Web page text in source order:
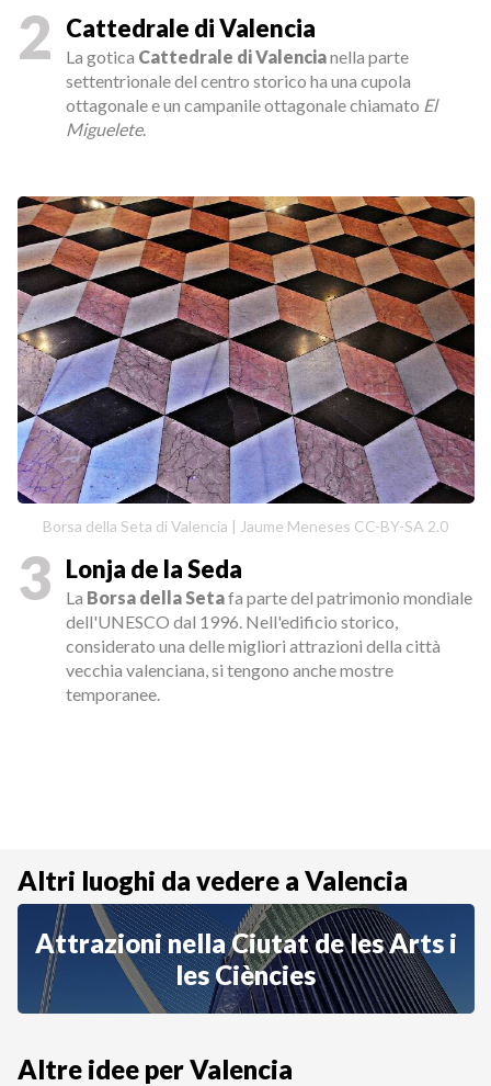
2 Cattedrale di Valencia
La gotica Cattedrale di Valencianella parte
settentrionale del centro storico ha una cupola
ottagonale e un campanile ottagonale chiamato El
Miguelete.
Borsa della Seta di Valencia | Jaume Meneses CC-BY-SA 2.0
3 Lonja de la Seda
La Borsa della Setafa parte del patrimonio mondiale
dell'UNESCO dal 1996. Nell'edificio storico,
considerato una delle migliori attrazioni della città
vecchia valenciana, si tengono anche mostre
temporanee.
Altri luoghi da vedere a Valencia
Attrazioni nella Ciutat de les Arts i
les Ciències
Altre idee per Valencia